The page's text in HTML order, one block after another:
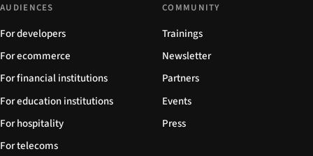
AUDIENCES
For developers
For ecommerce
For financial institutions
For education institutions
For hospitality
For telecoms
COMMUNITY
Trainings
Newsletter
Partners
Events
Press